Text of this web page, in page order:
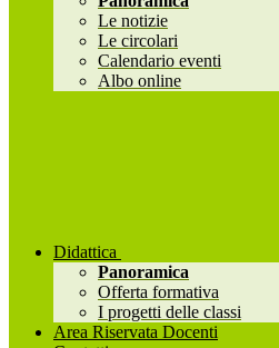
Le notizie
Le circolari
Calendario eventi
Albo online
Didattica
Panoramica
Offerta formativa
I progetti delle classi
Area Riservata Docenti